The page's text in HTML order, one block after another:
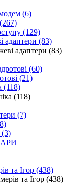
(6)
(129)
адаптери (83)
адаптери (83)
(60)
(21)
(118)
(118)
(7)
та Ігор (438)
та Ігор (438)